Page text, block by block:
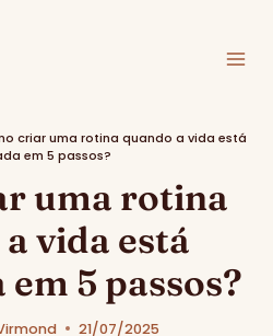
criar uma rotina quando a vida está
em 5 passos?
uma rotina
vida está
5 passos?
21/07/2025